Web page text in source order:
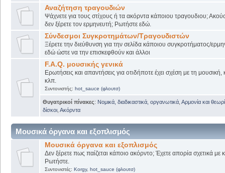
Αναζήτηση τραγουδιών
Ψάχνετε για τους στίχους ή τα ακόρντα κάποιου τραγουδιου;
δεν ξέρετε τον ερμηνευτή; Ρωτήστε εδώ.
Σύνδεσμοι Συγκροτημάτων/Τραγουδιστών
Ξέρετε την διεύθυνση για την σελίδα κάποιου συγκροτήματος/
εδώ ώστε να την επισκεφθούν και άλλοι
F.A.Q. μουσικής γενικά
Ερωτήσεις και απαντήσεις για οτιδήποτε έχει σχέση με τη μουσική,
κλπ.
Συντονιστής: hot_sauce (φλουτσ)
Θυγατρικοί πίνακες: Νομικά, διαδικαστικά, οργανωτικά Αρμονία και
δίσκοι Ακόρντα
Μουσικά όργανα και εξοπλισμός
Μουσικά όργανα και εξοπλισμός
Δεν ξέρετε πως παίζεται κάποιο ακόρντο; Έχετε απορία σχετικά
Ρωτήστε.
Συντονιστές: Korgy, hot_sauce (φλουτσ)